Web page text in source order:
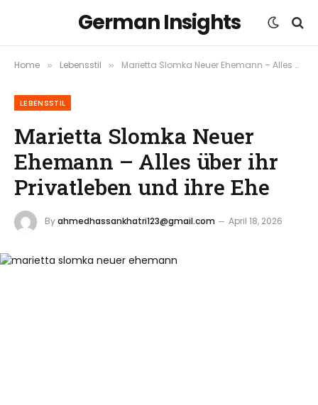
German Insights
Home » Lebensstil » Marietta Slomka Neuer Ehemann – Alles über ihr Privatleben und ihre Ehe
LEBENSSTIL
Marietta Slomka Neuer
Ehemann – Alles über ihr
Privatleben und ihre Ehe
Byahmedhassankhatri123@gmail.com April 18, 2026